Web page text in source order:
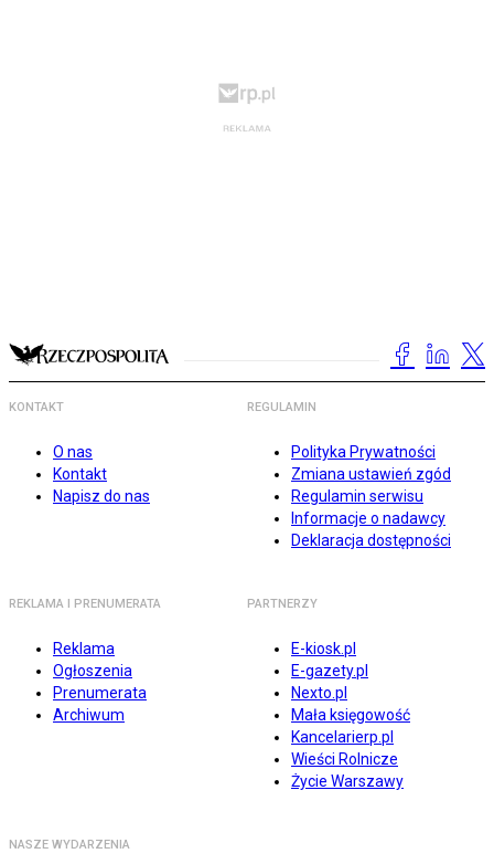
KONTAKT
O nas
Kontakt
Napisz do nas
REGULAMIN
Polityka Prywatności
Zmiana ustawień zgód
Regulamin serwisu
Informacje o nadawcy
Deklaracja dostępności
REKLAMA I PRENUMERATA
Reklama
Ogłoszenia
Prenumerata
Archiwum
PARTNERZY
E-kiosk.pl
E-gazety.pl
Nexto.pl
Mała księgowość
Kancelarierp.pl
Wieści Rolnicze
Życie Warszawy
NASZE WYDARZENIA